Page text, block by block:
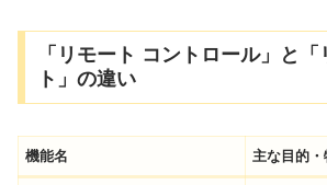
「リモート コントロール」と
ト」の違い
機能名 主な目的・